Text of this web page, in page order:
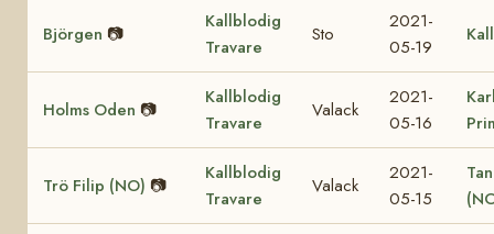
Björgen 📷
Kallblodig
Travare
Sto
2021-
05-19
Holms Oden 📷
Kallblodig
Travare
Valack
2021-
05-16
Trö Filip (NO) 📷
Kallblodig
Travare
Valack
2021-
05-15